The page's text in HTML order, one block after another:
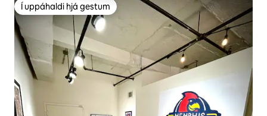
Í uppáhaldi hjá gestum
Í uppáhaldi hjá gestum